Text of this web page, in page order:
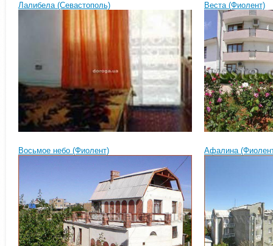
Лалибела (Севастополь) Веста (Фиолент)
Восьмое небо (Фиолент) Афалина